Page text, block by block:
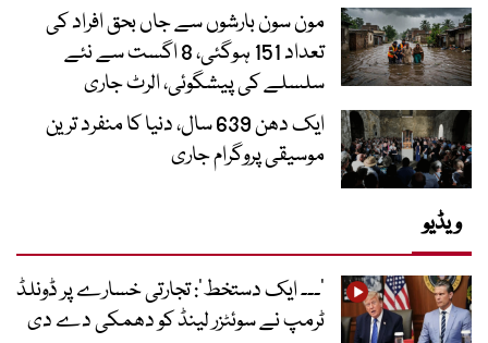
مون سون بارشوں سے جاں بحق افراد کی
تعداد 151 ہوگئی، 8 اگست سے نئے
سلسلے کی پیشگوئی، الرٹ جاری
ایک دھن 639 سال، دنیا کا منفرد ترین
موسیقی پروگرام جاری
ویڈیو
’۔۔۔ ایک دستخط‘: تجارتی خسارے پر ڈونلڈ
ٹرمپ نے سوئٹزر لینڈ کو دھمکی دے دی